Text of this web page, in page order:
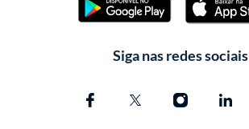
Siga nas redes sociais